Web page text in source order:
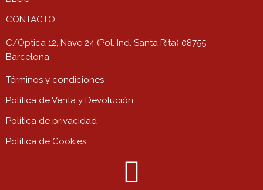
CONTACTO
C/Óptica 12, Nave 24 (Pol. Ind. Santa Rita) 08755 -
Barcelona
Términos y condiciones
Política de Venta y Devolución
Política de privacidad
Política de Cookies